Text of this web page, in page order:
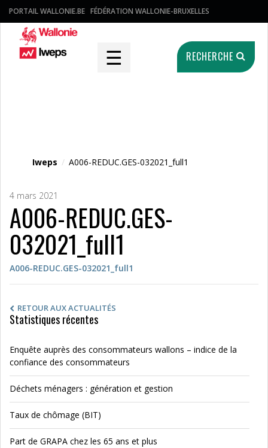
PORTAIL WALLONIE.BE FÉDÉRATION WALLONIE-BRUXELLES
☰ RECHERCHE
Iweps / A006-REDUC.GES-032021_full1
4 mars 2021
A006-REDUC.GES-
032021_full1
A006-REDUC.GES-032021_full1
RETOUR AUX ACTUALITÉS
Statistiques récentes
Enquête auprès des consommateurs wallons – indice de la
confiance des consommateurs
Déchets ménagers : génération et gestion
Taux de chômage (BIT)
Part de GRAPA chez les 65 ans et plus